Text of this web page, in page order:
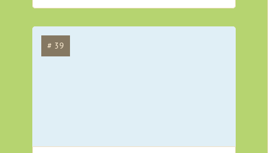
# 39